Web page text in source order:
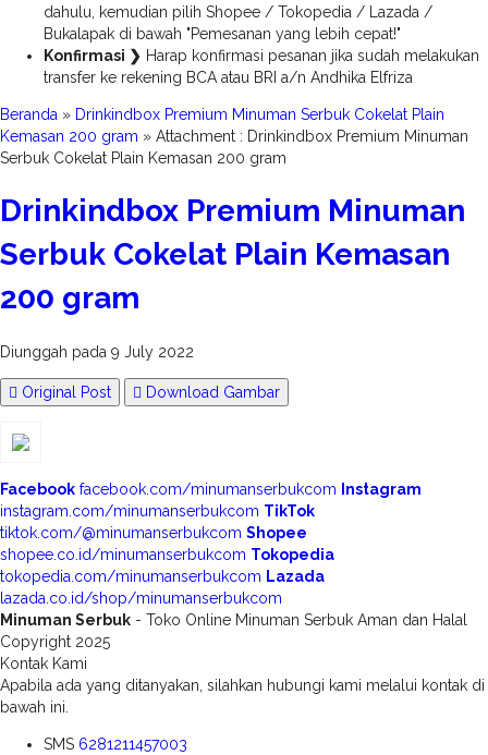
dahulu, kemudian pilih Shopee / Tokopedia / Lazada /
Bukalapak di bawah "Pemesanan yang lebih cepat!"
Konfirmasi ❯ Harap konfirmasi pesanan jika sudah melakukan
transfer ke rekening BCA atau BRI a/n Andhika Elfriza
Beranda » Drinkindbox Premium Minuman Serbuk Cokelat Plain
Kemasan 200 gram » Attachment : Drinkindbox Premium Minuman
Serbuk Cokelat Plain Kemasan 200 gram
Drinkindbox Premium Minuman
Serbuk Cokelat Plain Kemasan
200 gram
Diunggah pada 9 July 2022
Original Post Download Gambar
Facebook facebook.com/minumanserbukcom Instagram
instagram.com/minumanserbukcom TikTok
tiktok.com/@minumanserbukcom Shopee
shopee.co.id/minumanserbukcom Tokopedia
tokopedia.com/minumanserbukcom Lazada
lazada.co.id/shop/minumanserbukcom
Minuman Serbuk - Toko Online Minuman Serbuk Aman dan Halal
Copyright 2025
Kontak Kami
Apabila ada yang ditanyakan, silahkan hubungi kami melalui kontak di
bawah ini.
SMS 6281211457003